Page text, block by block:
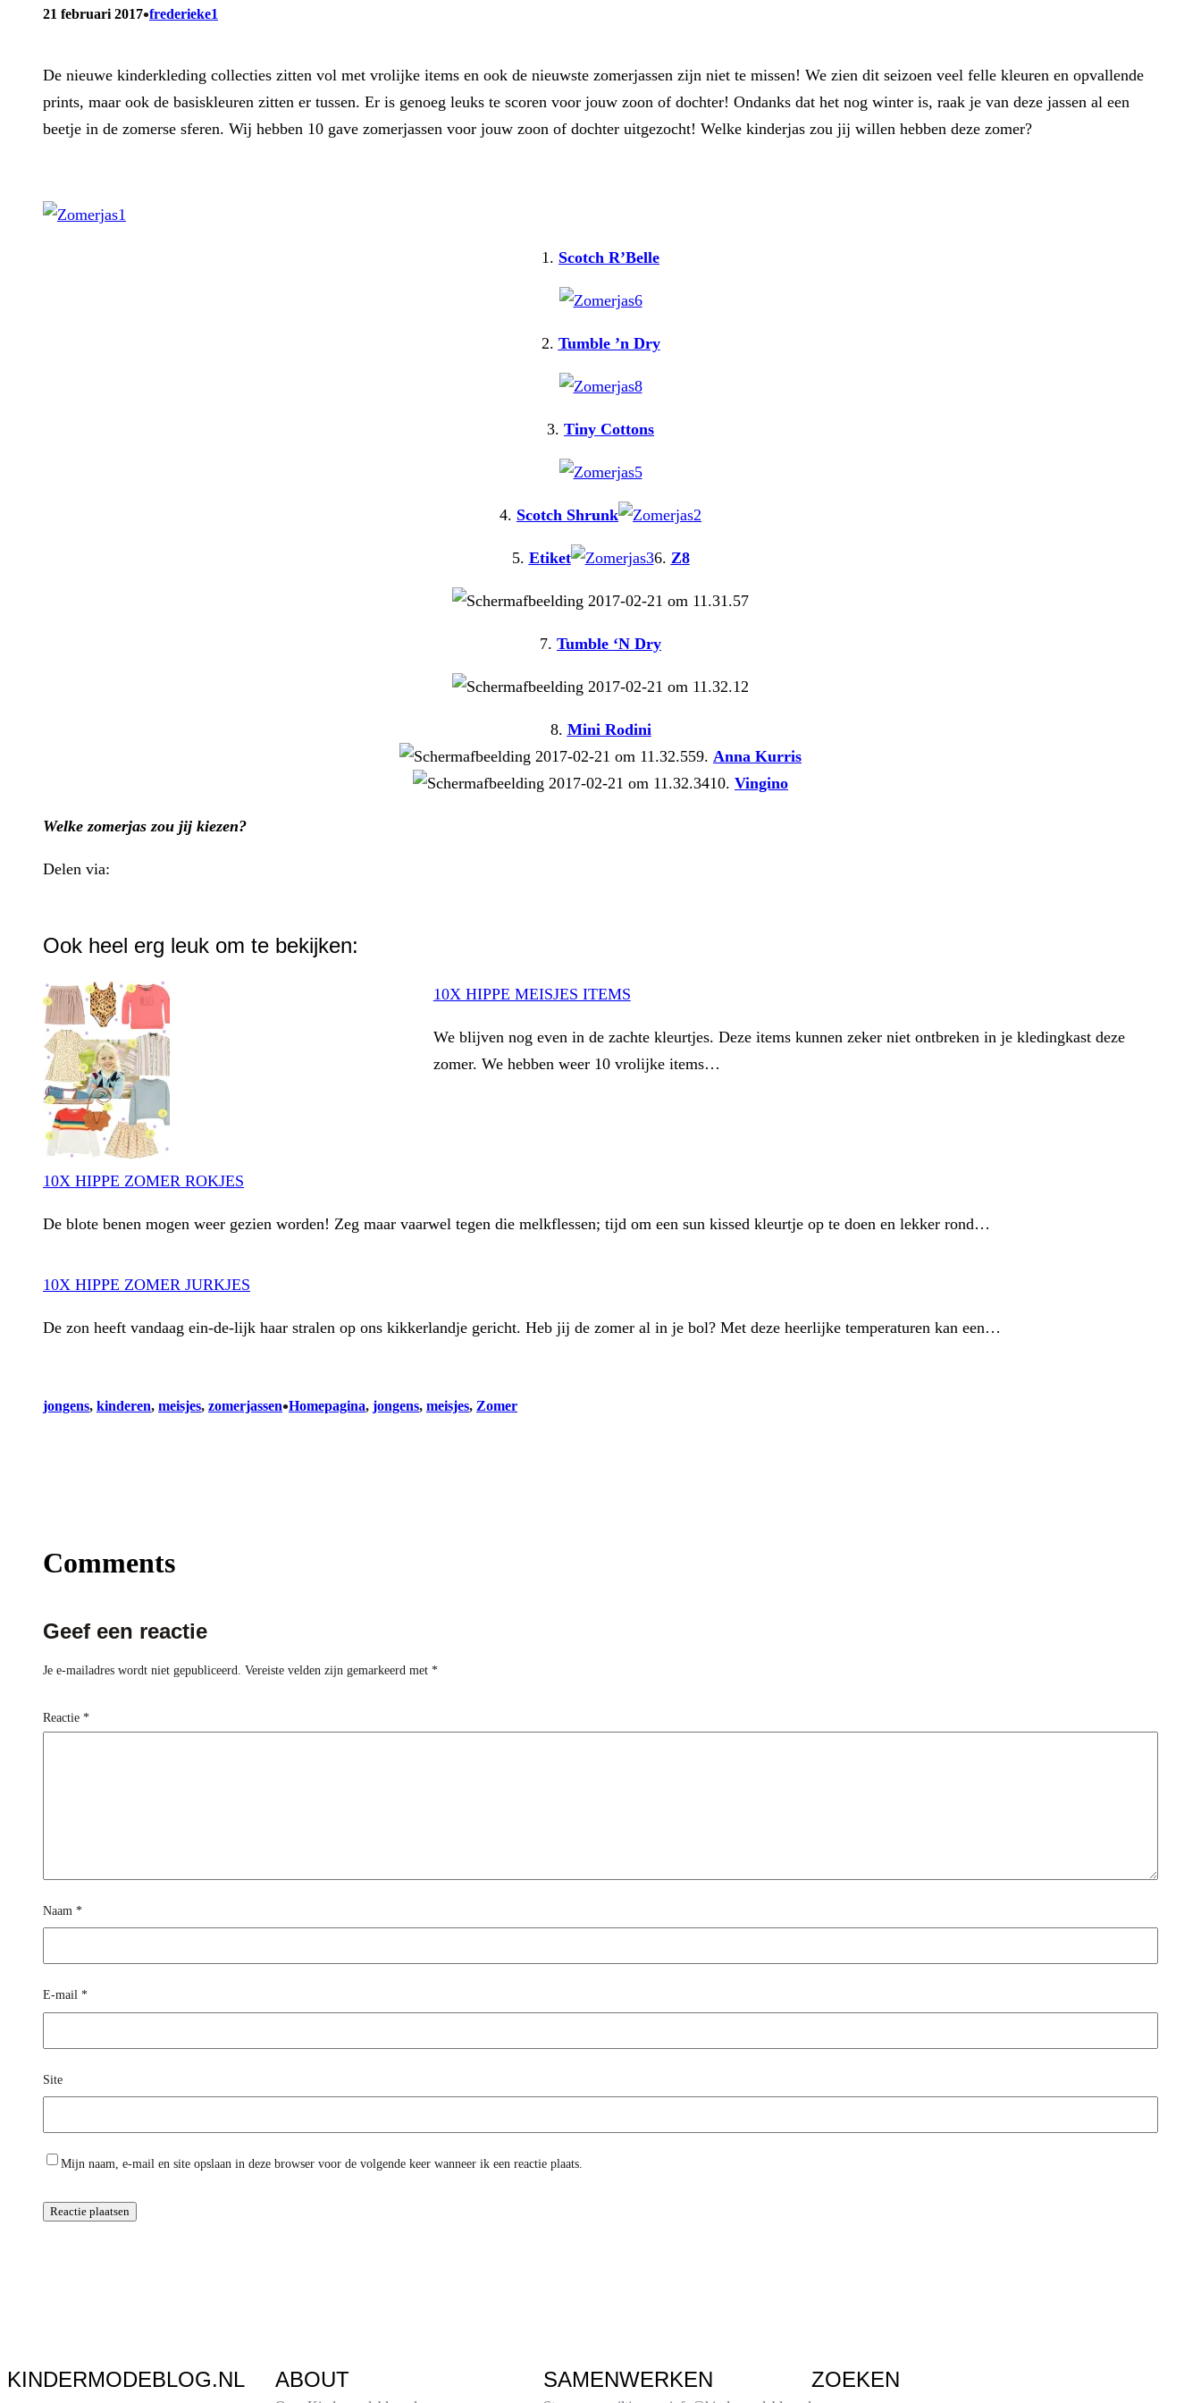
21 februari 2017•frederieke1
De nieuwe kinderkleding collecties zitten vol met vrolijke items en ook de nieuwste zomerjassen zijn niet te missen! We zien dit seizoen veel felle kleuren en opvallende
prints, maar ook de basiskleuren zitten er tussen. Er is genoeg leuks te scoren voor jouw zoon of dochter! Ondanks dat het nog winter is, raak je van deze jassen al een
beetje in de zomerse sferen. Wij hebben 10 gave zomerjassen voor jouw zoon of dochter uitgezocht! Welke kinderjas zou jij willen hebben deze zomer?
1. Scotch R’Belle
2. Tumble ’n Dry
3. Tiny Cottons
4. Scotch Shrunk
5. Etiket 6. Z8
7. Tumble ‘N Dry
8. Mini Rodini
9. Anna Kurris
10. Vingino
Welke zomerjas zou jij kiezen?
Delen via:
Ook heel erg leuk om te bekijken:
10X HIPPE MEISJES ITEMS
We blijven nog even in de zachte kleurtjes. Deze items kunnen zeker niet ontbreken in je kledingkast deze
zomer. We hebben weer 10 vrolijke items…
10X HIPPE ZOMER ROKJES
De blote benen mogen weer gezien worden! Zeg maar vaarwel tegen die melkflessen; tijd om een sun kissed kleurtje op te doen en lekker rond…
10X HIPPE ZOMER JURKJES
De zon heeft vandaag ein-de-lijk haar stralen op ons kikkerlandje gericht. Heb jij de zomer al in je bol? Met deze heerlijke temperaturen kan een…
jongens, kinderen, meisjes, zomerjassen•Homepagina, jongens, meisjes, Zomer
Comments
Geef een reactie
Je e-mailadres wordt niet gepubliceerd. Vereiste velden zijn gemarkeerd met *
Reactie *
Naam *
E-mail *
Site
Mijn naam, e-mail en site opslaan in deze browser voor de volgende keer wanneer ik een reactie plaats.
KINDERMODEBLOG.NL ABOUT SAMENWERKEN ZOEKEN